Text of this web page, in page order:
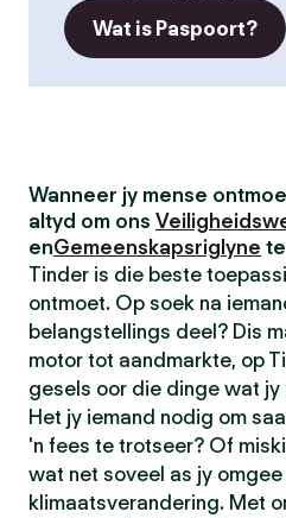
Wat is Paspoort?
Wanneer jy mense
altyd om ons
enGemeenskapsriglyne
Tinder is die beste
ontmoet. Op soek na
belangstellings deel? Dis
motor tot aandmarkte, op
gesels oor die dinge wat
Het jy iemand nodig om
'n fees te trotseer? Of
wat net soveel as jy
klimaatsverandering. Met